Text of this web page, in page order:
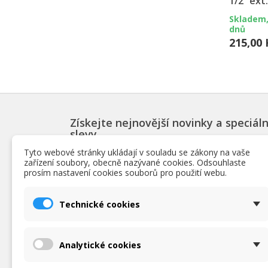
dnů
215,00
Získejte nejnovější novinky a
slevy
PRODUKTY
Nejpopulárnější bazénové produkty
Tyto webové stránky ukládají v souladu se zákony na vaše
zařízení soubory, obecně nazývané cookies. Odsouhlaste
prosím nastavení cookies souborů pro použití webu.
Technické cookies
Analytické cookies